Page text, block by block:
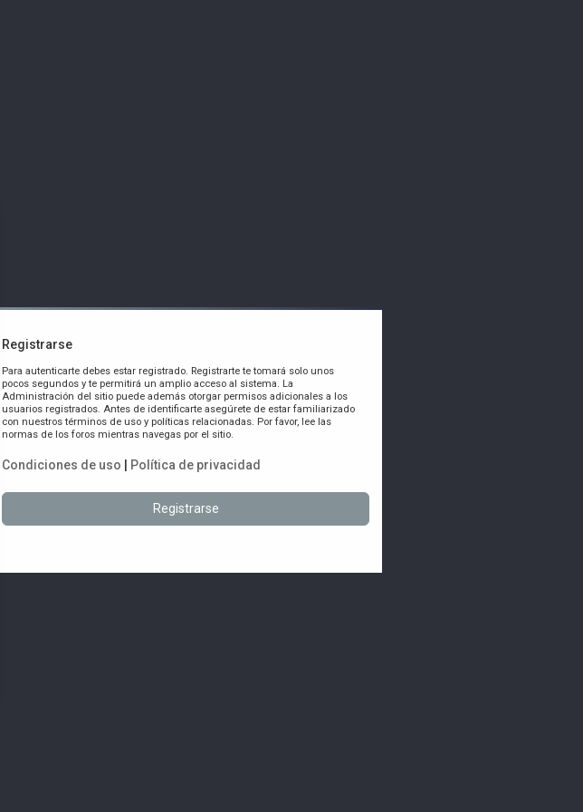
Registrarse
Para autenticarte debes estar registrado. Registrarte te tomará solo unos
pocos segundos y te permitirá un amplio acceso al sistema. La
Administración del sitio puede además otorgar permisos adicionales a los
usuarios registrados. Antes de identificarte asegúrete de estar familiarizado
con nuestros términos de uso y políticas relacionadas. Por favor, lee las
normas de los foros mientras navegas por el sitio.
Condiciones de uso Política de privacidad
Registrarse